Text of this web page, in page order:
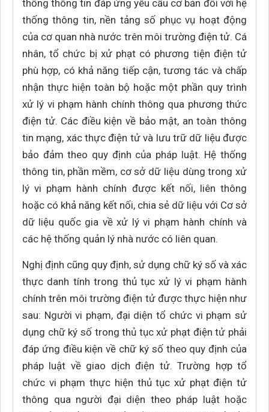
thống thông tin đáp ứng yêu cầu cơ bản đối với hệ
thống thông tin, nền tảng số phục vụ hoạt động
của cơ quan nhà nước trên môi trường điện tử. Cá
nhân, tổ chức bị xử phạt có phương tiện điện tử
phù hợp, có khả năng tiếp cận, tương tác và chấp
nhận thực hiện toàn bộ hoặc một phần quy trình
xử lý vi phạm hành chính thông qua phương thức
điện tử. Các điều kiện về bảo mật, an toàn thông
tin mạng, xác thực điện tử và lưu trữ dữ liệu được
bảo đảm theo quy định của pháp luật. Hệ thống
thông tin, phần mềm, cơ sở dữ liệu dùng trong xử
lý vi phạm hành chính được kết nối, liên thông
hoặc có khả năng kết nối, chia sẻ dữ liệu với Cơ sở
dữ liệu quốc gia về xử lý vi phạm hành chính và
các hệ thống quản lý nhà nước có liên quan.
Nghị định cũng quy định, sử dụng chữ ký số và xác
thực danh tính trong thủ tục xử lý vi phạm hành
chính trên môi trường điện tử được thực hiện như
sau: Người vi phạm, đại diện tổ chức vi phạm sử
dụng chữ ký số trong thủ tục xử phạt điện tử phải
đáp ứng điều kiện về chữ ký số theo quy định của
pháp luật về giao dịch điện tử. Trường hợp tổ
chức vi phạm thực hiện thủ tục xử phạt điện tử
thông qua người đại diện theo pháp luật hoặc